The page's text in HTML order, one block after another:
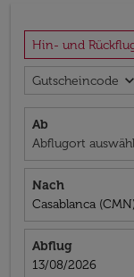
Hin- und
Gutscheincode expand_more
Ab
Abflugort
Nach
Casablanca
Abflug
fc-booking-
13/08/2026